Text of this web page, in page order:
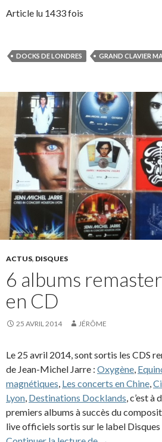
Article lu 1433 fois
DOCKS DE LONDRES GRAND CLAVIER
ACTUS, DISQUES
6 albums
en CD
25 AVRIL 2014 JÉRÔME
Le 25 avril 2014, sont sortis les CDS
de Jean-Michel Jarre : Oxygène,
magnétiques, Les concerts en Chine,
Lyon, Destinations Docklands, c’est à
premiers albums à succès du
live officiels sortis sur le label